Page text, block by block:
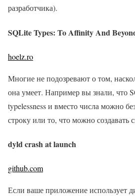
разработчика).
SQLite Types: To Affinity And
hoelz.ro
Многие не подозревают о том,
она умеет. Например вы знали, что
typelessness и вместо числа можно
строку или то, что можно создавать
dyld crash at launch
github.com
Если ваше приложение использует